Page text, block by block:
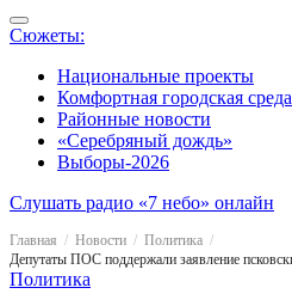
Сюжеты:
Национальные проекты
Комфортная городская среда
Районные новости
«Серебряный дождь»
Выборы-2026
Слушать радио «7 небо» онлайн
Главная Новости
Политика
Политика